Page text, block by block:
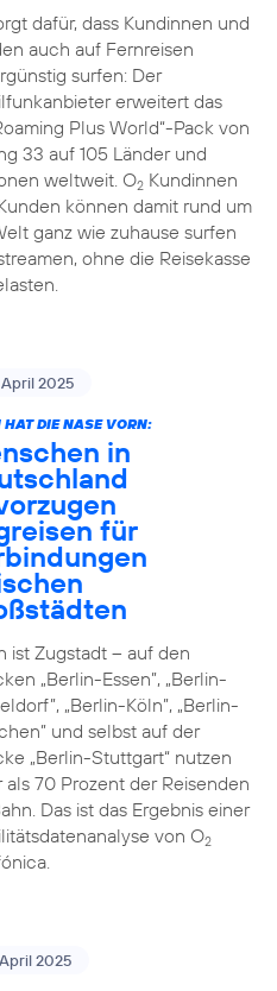
dafür, dass Kundinnen und
auch auf Fernreisen
surfen: Der
erweitert das
Plus World“-Pack von
33 auf 105 Länder und
weltweit. O2Kundinnen
können damit rund um
ganz wie zuhause surfen
ohne die Reisekasse
April 2025
DIE NASE VORN:
in
für
ist Zugstadt – auf den
„Berlin-Essen”, „Berlin-
„Berlin-Köln”, „Berlin-
und selbst auf der
„Berlin-Stuttgart“ nutzen
als 70 Prozent der Reisenden
Das ist das Ergebnis einer
von O2
2025